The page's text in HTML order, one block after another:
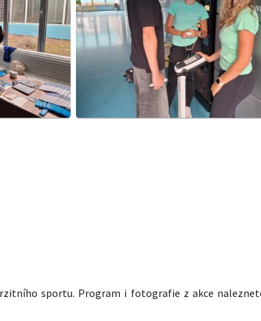
sportu. Program i fotografie z akce